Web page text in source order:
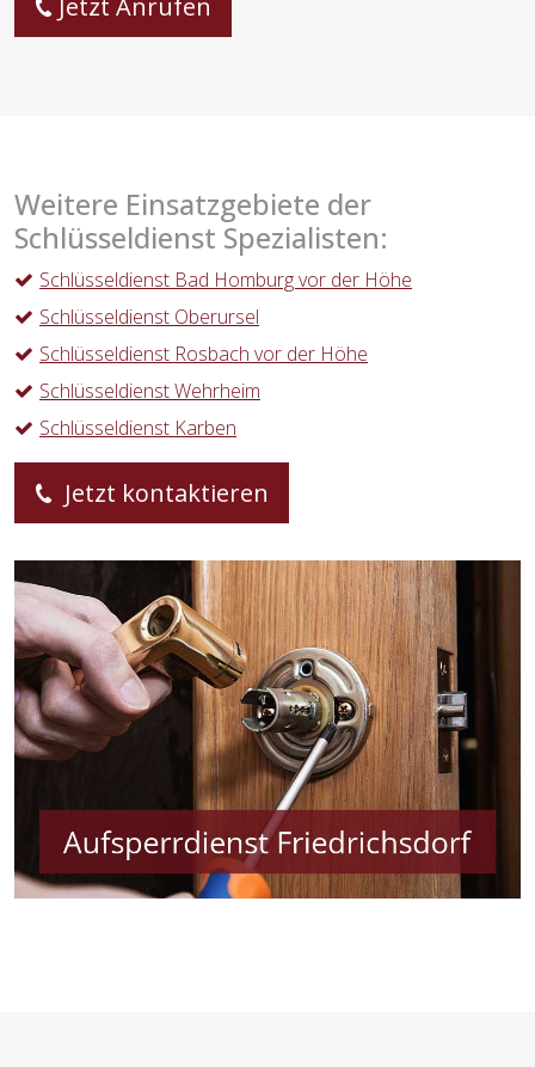
Jetzt Anrufen
Weitere Einsatzgebiete der
Schlüsseldienst Spezialisten:
Schlüsseldienst Bad Homburg vor der Höhe
Schlüsseldienst Oberursel
Schlüsseldienst Rosbach vor der Höhe
Schlüsseldienst Wehrheim
Schlüsseldienst Karben
Jetzt kontaktieren